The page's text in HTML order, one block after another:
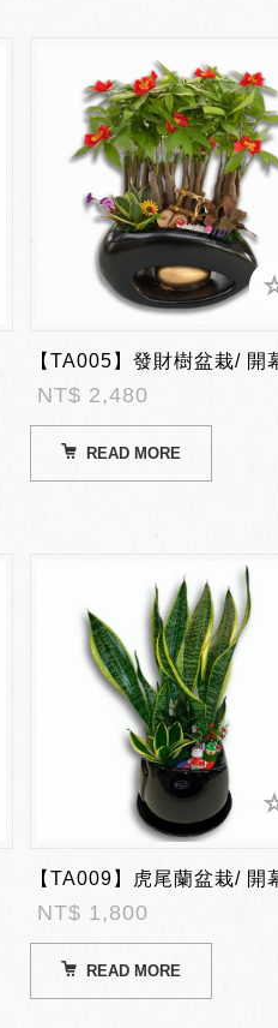
NT$ 2,480
READ MORE
NT$ 1,800
READ MORE